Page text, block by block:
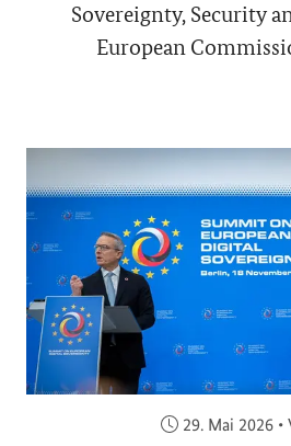
Sovereignty, Security
European
Veröffentlicht
29. Mai 2026 •